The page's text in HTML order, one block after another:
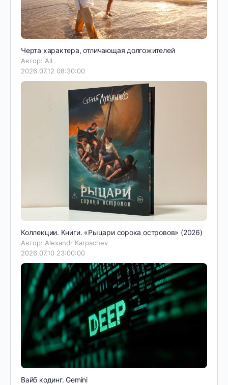
Черта характера, отличающая долгожителей
Автор: All
2026.07.12 08:30:00
Коллекции. Книги. «Рыцари сорока островов» (2026)
Автор: Alexandr Karpachev
2026.07.10 23:00:00
Вайб кодинг. Gemini